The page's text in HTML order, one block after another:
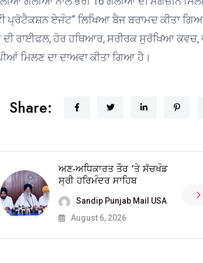
ਪ੍ਰੋਟੈਕਸ਼ਨ ਏਜੰਟ” ਲਿਖਿਆ ਬੈਜ ਬਰਾਮਦ ਕੀਤਾ
ਰਾਈਫਲ, ਹੋਰ ਹਥਿਆਰ, ਸਰੀਰਕ ਸੁਰੱਖਿਆ ਕਵਚ,
ਮਿਲਣ ਦਾ ਦਾਅਵਾ ਕੀਤਾ ਗਿਆ ਹੈ।
Share:
ਅਣ-ਅਧਿਕਾਰਤ ਤੌਰ ‘ਤੇ ਸੱਚਖੰਡ
ਸ੍ਰੀ ਹਰਿਮੰਦਰ ਸਾਹਿਬ
Sandip Punjab Mail USA
August 6, 2026